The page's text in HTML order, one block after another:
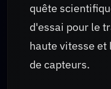
quête
d'essai pour le
haute vitesse et
de capteurs.